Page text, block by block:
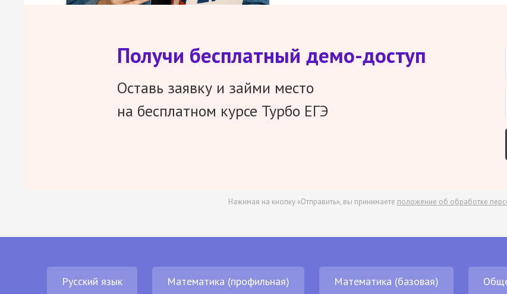
Получи бесплатный демо-доступ
Оставь заявку и займи место
на бесплатном курсе Турбо ЕГЭ
Нажимая на кнопку «Отправить», вы принимаете положение об обработке
Русский язык Математика (профильная) Математика (базовая)